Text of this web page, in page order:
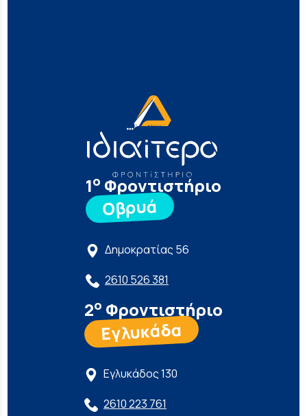
1ο Φροντιστήριο
Οβρυά
Δημοκρατίας 56
2610 526 381
2ο Φροντιστήριο
Εγλυκάδα
Εγλυκάδος 130
2610 223 761